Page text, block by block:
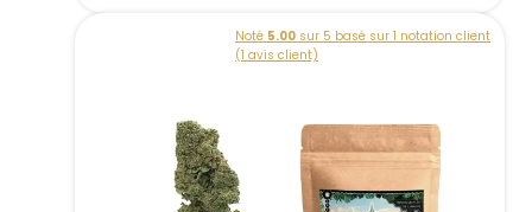
Noté 5.00 sur 5 basé sur 1 notation client
(1 avis client)